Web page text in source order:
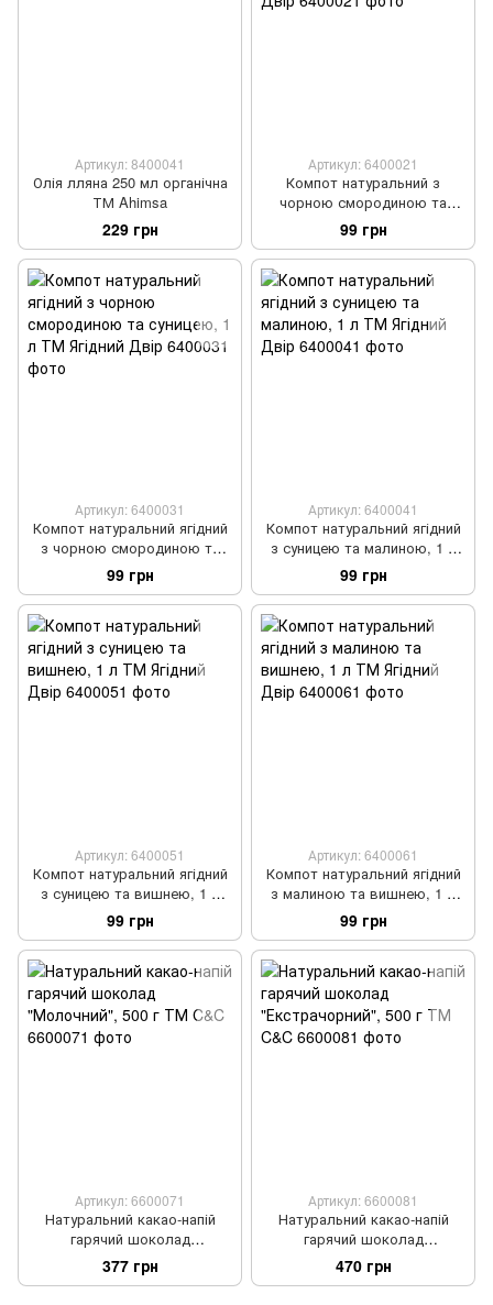
Артикул: 8400041
Олія лляна 250 мл органічна
ТМ Ahimsa
229 грн
Артикул: 6400021
Компот натуральний з
чорною смородиною та
малиною, 1 л ТМ Ягідний
Двір
99 грн
Артикул: 6400031
Компот натуральний ягідний
з чорною смородиною та
суницею, 1 л ТМ Ягідний Двір
99 грн
Артикул: 6400041
Компот натуральний ягідний
з суницею та малиною, 1 л
ТМ Ягідний Двір
99 грн
Артикул: 6400051
Компот натуральний ягідний
з суницею та вишнею, 1 л
ТМ Ягідний Двір
99 грн
Артикул: 6400061
Компот натуральний ягідний
з малиною та вишнею, 1 л
ТМ Ягідний Двір
99 грн
Артикул: 6600071
Натуральний какао-напій
гарячий шоколад
"Молочний", 500 г ТМ C&C
377 грн
Артикул: 6600081
Натуральний какао-напій
гарячий шоколад
"Екстрачорний", 500 г ТМ
C&C
470 грн